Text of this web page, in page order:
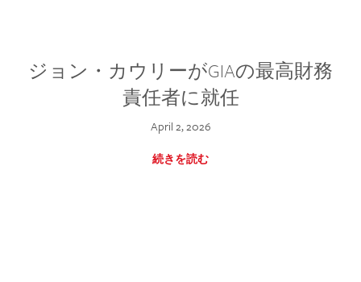
ジョン・カウリーがGIAの最高財務
責任者に就任
April 2, 2026
続きを読む